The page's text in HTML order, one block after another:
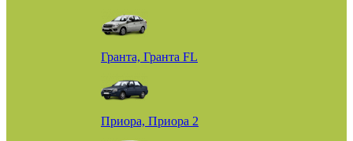
Гранта, Гранта FL
Приора, Приора 2